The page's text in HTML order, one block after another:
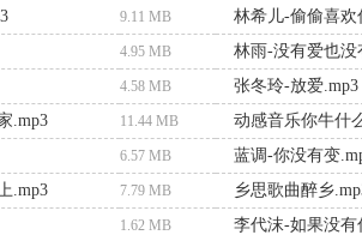
9.11 MB
林希儿-偷偷喜欢
4.95 MB
林雨-没有爱也没
4.58 MB
张冬玲-放爱.mp3
.mp3
11.44 MB
动感音乐你牛什
6.57 MB
蓝调-你没有变
.mp3
7.79 MB
乡思歌曲醉乡
1.62 MB
李代沫-如果没有